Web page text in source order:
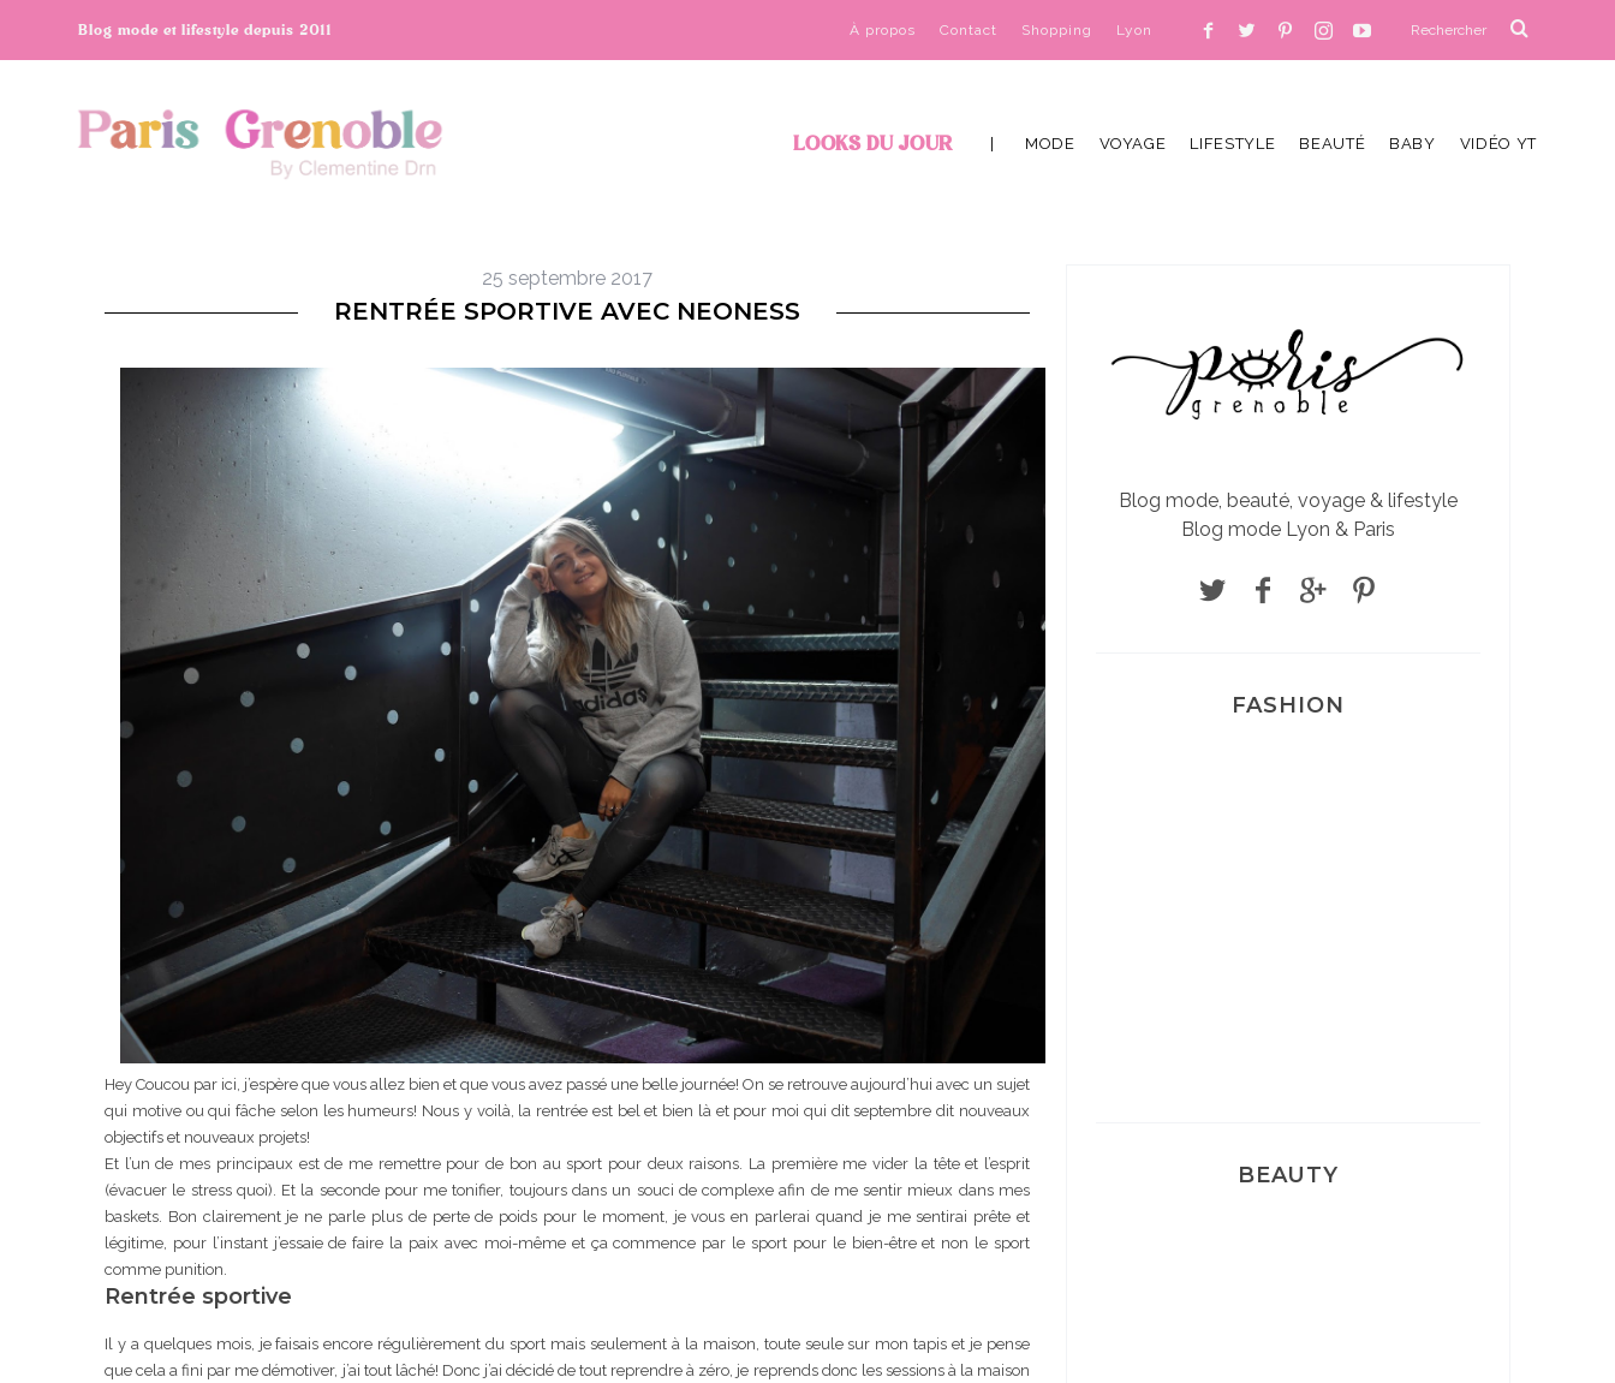
À propos Contact Shopping Lyon
Blog mode et lifestyle depuis 2011
LOOKS DU JOUR MODE VOYAGE LIFESTYLE BEAUTÉ BABY VIDÉO YT
25 septembre 2017
RENTRÉE SPORTIVE AVEC NEONESS
Hey Coucou par ici, j’espère que vous allez bien et que vous avez passé une belle journée! On se retrouve aujourd’hui avec un sujet
qui motive ou qui fâche selon les humeurs! Nous y voilà, la rentrée est bel et bien là et pour moi qui dit septembre dit nouveaux
objectifs et nouveaux projets!
Et l’un de mes principaux est de me remettre pour de bon au sport pour deux raisons. La première me vider la tête et l’esprit
(évacuer le stress quoi). Et la seconde pour me tonifier, toujours dans un souci de complexe afin de me sentir mieux dans mes
baskets. Bon clairement je ne parle plus de perte de poids pour le moment, je vous en parlerai quand je me sentirai prête et
légitime, pour l’instant j’essaie de faire la paix avec moi-même et ça commence par le sport pour le bien-être et non le sport
comme punition.
Rentrée sportive
Il y a quelques mois, je faisais encore régulièrement du sport mais seulement à la maison, toute seule sur mon tapis et je pense
que cela a fini par me démotiver, j’ai tout lâché! Donc j’ai décidé de tout reprendre à zéro, je reprends donc les sessions à la maison
Blog mode, beauté, voyage & lifestyle
Blog mode Lyon & Paris
FASHION
BEAUTY